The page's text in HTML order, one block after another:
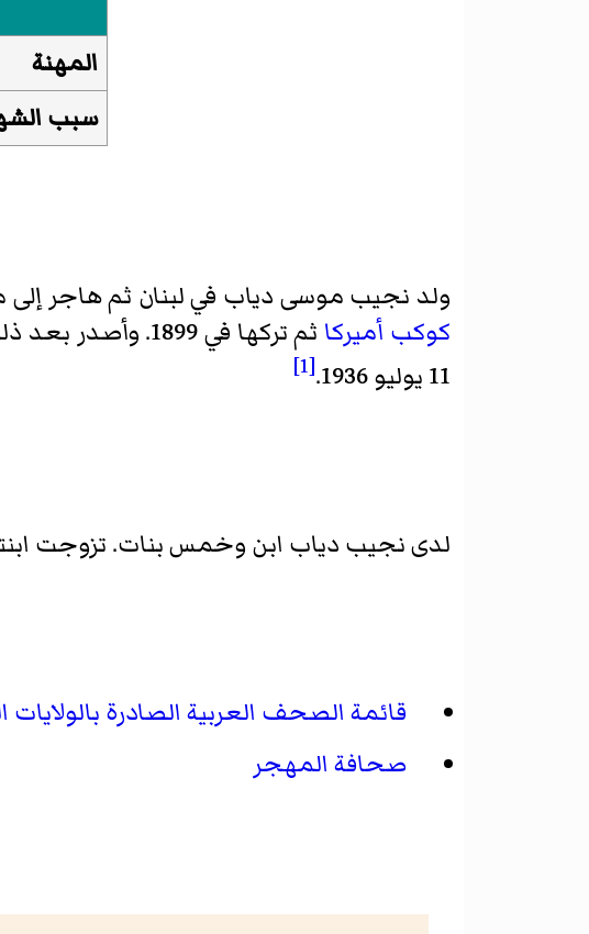
المهنة
سبب
ولد نجيب موسى دياب في لبنان ثم هاجر إلى
كوكب أميركا ثم تركها في 1899. وأصدر بعد ذلك جريدة "مرآة الغرب" باللغة العربية إلى حين وفاته في
11 يوليو 1936.
[1]
لدى نجيب دياب ابن وخمس بنات. تزوجت ابنته
قائمة الصحف العربية الصادرة
صحافة المهجر